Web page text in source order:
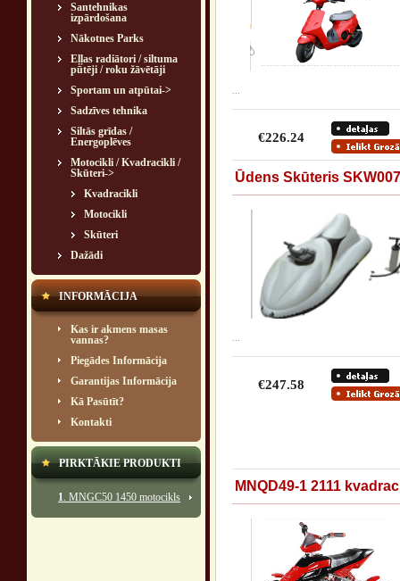
Santehnikas
izpārdošana
Nākotnes Parks
Eļļas radiātori / siltuma
pūtēji / roku žāvētāji
Sportam un atpūtai->
Sadzīves tehnika
Siltās grīdas /
Energoplēves
Motocikli / Kvadracikli /
Skūteri->
Kvadracikli
Motocikli
Skūteri
Dažādi
INFORMĀCIJA
Kas ir akmens masas
vannas?
Piegādes Informācija
Garantijas Informācija
Kā Pasūtīt?
Kontakti
PIRKTĀKIE PRODUKTI
1. MNGC50 1450 motocikls
€226.24
Ūdens Skūteris SKW007
€247.58
MNQD49-1 2111